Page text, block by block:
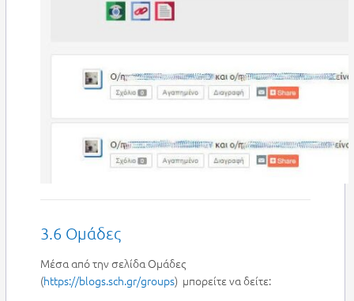
3.6 Ομάδες
Μέσα από την σελίδα Ομάδες
(https://blogs.sch.gr/groups) μπορείτε να δείτε: